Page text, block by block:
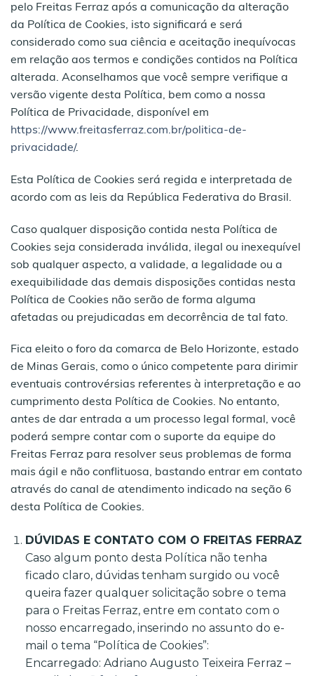
pelo Freitas Ferraz após a comunicação da alteração
da Política de Cookies, isto significará e será
considerado como sua ciência e aceitação inequívocas
em relação aos termos e condições contidos na Política
alterada. Aconselhamos que você sempre verifique a
versão vigente desta Política, bem como a nossa
Política de Privacidade, disponível em
https://www.freitasferraz.com.br/politica-de-
privacidade/.
Esta Política de Cookies será regida e interpretada de
acordo com as leis da República Federativa do Brasil.
Caso qualquer disposição contida nesta Política de
Cookies seja considerada inválida, ilegal ou inexequível
sob qualquer aspecto, a validade, a legalidade ou a
exequibilidade das demais disposições contidas nesta
Política de Cookies não serão de forma alguma
afetadas ou prejudicadas em decorrência de tal fato.
Fica eleito o foro da comarca de Belo Horizonte, estado
de Minas Gerais, como o único competente para dirimir
eventuais controvérsias referentes à interpretação e ao
cumprimento desta Política de Cookies. No entanto,
antes de dar entrada a um processo legal formal, você
poderá sempre contar com o suporte da equipe do
Freitas Ferraz para resolver seus problemas de forma
mais ágil e não conflituosa, bastando entrar em contato
através do canal de atendimento indicado na seção 6
desta Política de Cookies.
DÚVIDAS E CONTATO COM O FREITAS FERRAZ
Caso algum ponto desta Política não tenha
ficado claro, dúvidas tenham surgido ou você
queira fazer qualquer solicitação sobre o tema
para o Freitas Ferraz, entre em contato com o
nosso encarregado, inserindo no assunto do e-
mail o tema “Política de Cookies”:
Encarregado: Adriano Augusto Teixeira Ferraz –